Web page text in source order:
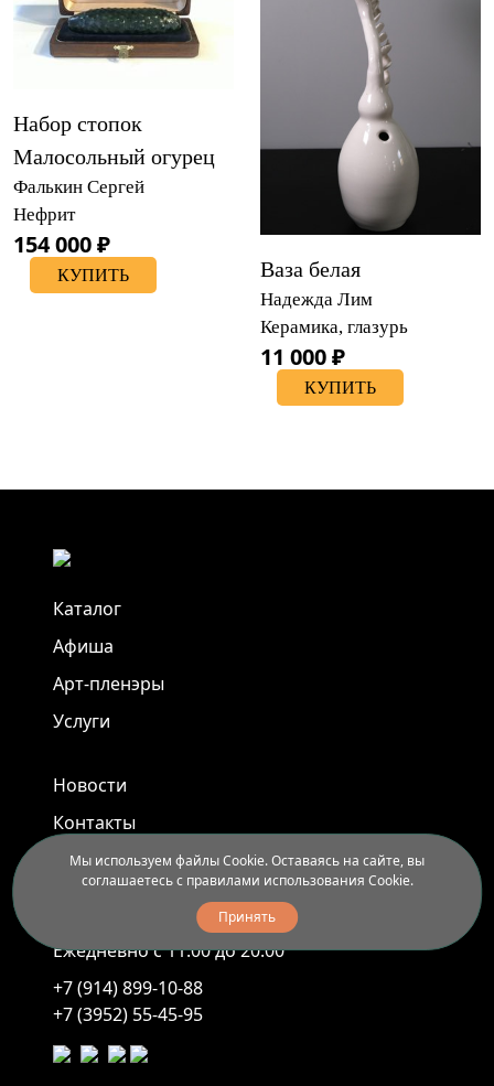
Набор стопок
Малосольный огурец
Фалькин Сергей
Нефрит
154 000 ₽
КУПИТЬ Ваза белая
Надежда Лим
Керамика, глазурь
11 000 ₽
КУПИТЬ
Каталог
Афиша
Арт-пленэры
Услуги
Новости
Контакты
Доставка и правила вывоза
Иркутск, ул. Седова, 40
Ежедневно с 11.00 до 20.00
+7 (914) 899-10-88
+7 (3952) 55-45-95
Мы используем файлы Cookie. Оставаясь на сайте, вы
соглашаетесь с правилами использования Cookie.
Принять